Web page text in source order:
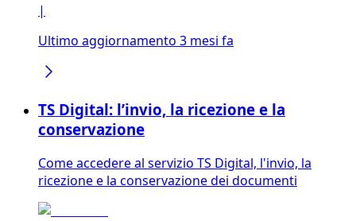
|
Ultimo aggiornamento 3 mesi fa
TS Digital: l’invio, la ricezione e la
conservazione
Come accedere al servizio TS Digital, l'invio, la
ricezione e la conservazione dei documenti